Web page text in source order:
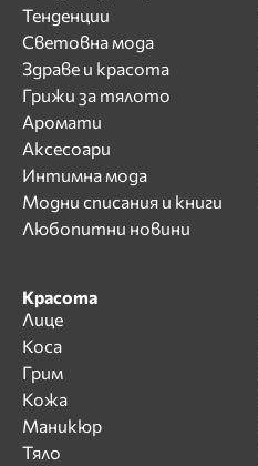
Тенденции
Световна мода
Здраве и красота
Грижи за тялото
Аромати
Аксесоари
Интимна мода
Модни списания и книги
Любопитни новини
Красота
Лице
Коса
Грим
Кожа
Маникюр
Тяло